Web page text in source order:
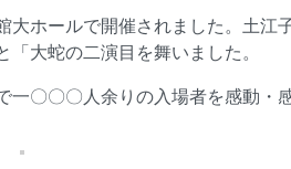
ホールで開催されました。土江
大蛇の二演目を舞いました。
〇〇〇人余りの入場者を感動・